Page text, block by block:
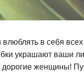
в себя
украшают ваши
дорогие женщины!